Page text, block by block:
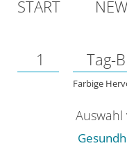
START
1 Tag-
Farbige